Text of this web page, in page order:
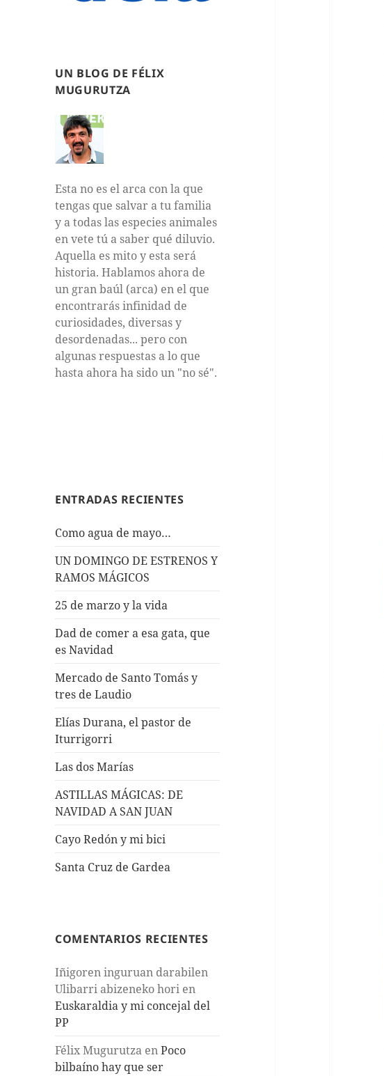
UN BLOG DE FÉLIX
MUGURUTZA
Esta no es el arca con la que
tengas que salvar a tu familia
y a todas las especies animales
en vete tú a saber qué diluvio.
Aquella es mito y esta será
historia. Hablamos ahora de
un gran baúl (arca) en el que
encontrarás infinidad de
curiosidades, diversas y
desordenadas... pero con
algunas respuestas a lo que
hasta ahora ha sido un "no sé".
ENTRADAS RECIENTES
Como agua de mayo…
UN DOMINGO DE ESTRENOS Y
RAMOS MÁGICOS
25 de marzo y la vida
Dad de comer a esa gata, que
es Navidad
Mercado de Santo Tomás y
tres de Laudio
Elías Durana, el pastor de
Iturrigorri
Las dos Marías
ASTILLAS MÁGICAS: DE
NAVIDAD A SAN JUAN
Cayo Redón y mi bici
Santa Cruz de Gardea
COMENTARIOS RECIENTES
Iñigoren inguruan darabilen
Ulibarri abizeneko hori en
Euskaraldia y mi concejal del
PP
Félix Mugurutza enPoco
bilbaíno hay que ser